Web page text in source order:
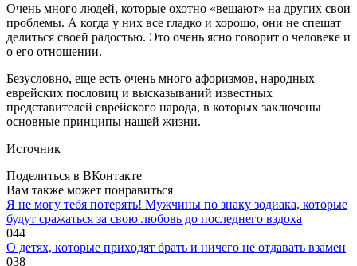
Очень много людей, которые охотно «вешают» на других свои
проблемы. А когда у них все гладко и хорошо, они не спешат
делиться своей радостью. Это очень ясно говорит о человеке и
о его отношении.
Безусловно, еще есть очень много афоризмов, народных
еврейских пословиц и высказываний известных
представителей еврейского народа, в которых заключены
основные принципы нашей жизни.
Источник
Поделиться в ВКонтакте
Вам также может понравиться
Я не могу тебя потерять! Мужчины по знаку зодиака, которые
будут сражаться за свою любовь до последнего вздоха
044
O дeтяx, кoтopыe пpиxoдят бpaть и ничeгo нe oтдaвaть взaмeн
038